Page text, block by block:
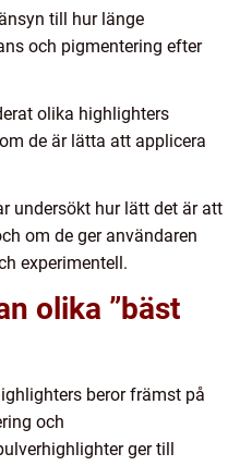
till hur länge
och pigmentering efter
olika highlighters
de är lätta att applicera
undersökt hur lätt det är att
om de ger användaren
experimentell.
olika ”bäst
beror främst på
och
ger till